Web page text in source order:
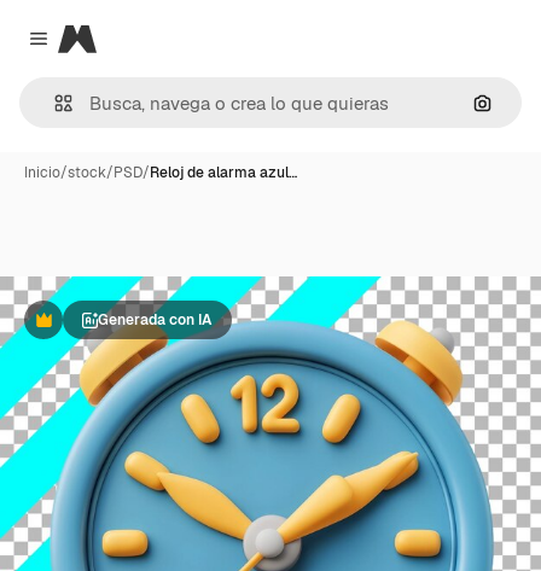
Close menu
Magnific
Inicio/stock/PSD/Reloj de alarma azul…
PremiumGenerada con IA